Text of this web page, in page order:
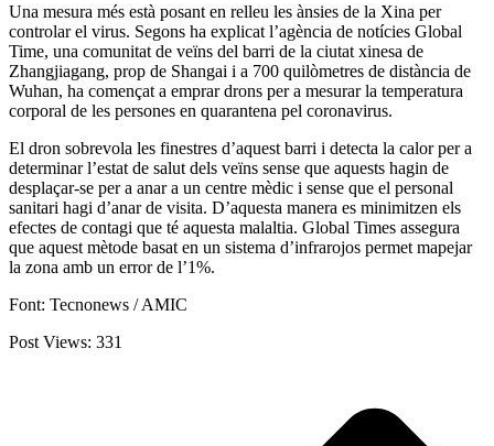
Una mesura més està posant en relleu les ànsies de la Xina per
controlar el virus. Segons ha explicat l’agència de notícies Global
Time, una comunitat de veïns del barri de la ciutat xinesa de
Zhangjiagang, prop de Shangai i a 700 quilòmetres de distància de
Wuhan, ha començat a emprar drons per a mesurar la temperatura
corporal de les persones en quarantena pel coronavirus.
El dron sobrevola les finestres d’aquest barri i detecta la calor per a
determinar l’estat de salut dels veïns sense que aquests hagin de
desplaçar-se per a anar a un centre mèdic i sense que el personal
sanitari hagi d’anar de visita. D’aquesta manera es minimitzen els
efectes de contagi que té aquesta malaltia. Global Times assegura
que aquest mètode basat en un sistema d’infrarojos permet mapejar
la zona amb un error de l’1%.
Font: Tecnonews / AMIC
Post Views: 331